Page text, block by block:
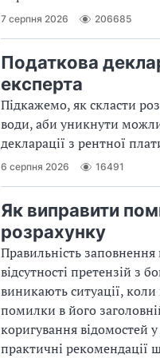
7 серпня 2026 206685
Податкова
експерта
Підкажемо, як скласти
води, аби уникнути
декларації з рентної
6 серпня 2026 16491
Як виправити
розрахунку
Правильність заповнення
відсутності претензій з
виникають ситуації,
помилки в його
коригування відомостей
практичні рекомендації